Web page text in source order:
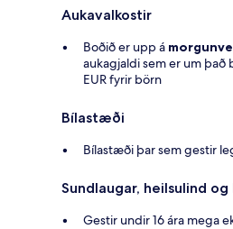
Aukavalkostir
Boðið er upp á
aukagjaldi sem er um það
EUR fyrir börn
Bílastæði
Bílastæði þar sem gestir
Sundlaugar, heilsulind
Gestir undir 16 ára mega